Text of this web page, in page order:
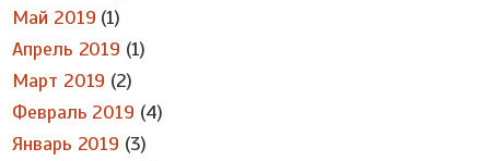
Май 2019 (1)
Апрель 2019 (1)
Март 2019 (2)
Февраль 2019 (4)
Январь 2019 (3)